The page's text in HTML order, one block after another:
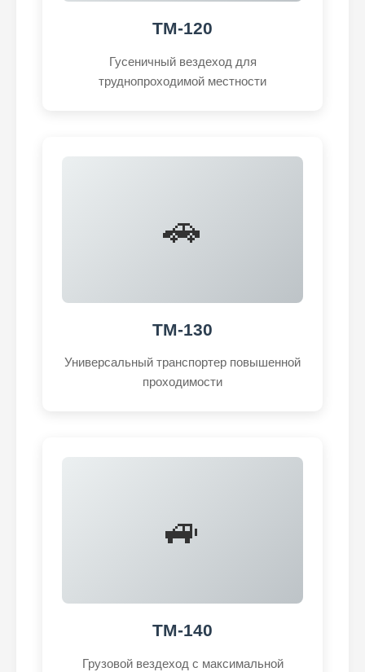
ТМ-120
Гусеничный вездеход для
труднопроходимой местности
🚗
ТМ-130
Универсальный транспортер повышенной
проходимости
🚙
ТМ-140
Грузовой вездеход с максимальной